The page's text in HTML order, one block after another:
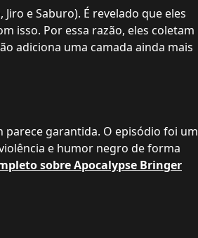
e Saburo). É revelado que eles
isso. Por essa razão, eles coletam
adiciona uma camada ainda mais
parece garantida. O episódio foi um
e humor negro de forma
sobre Apocalypse Bringer